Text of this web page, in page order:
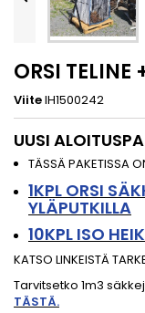
ORSI
ViiteIH1500242
UUSI
TÄSSÄ PAKETISSA
1KPL ORSI
YLÄPUTKILLA
10KPL ISO
KATSO LINKEISTÄ
Tarvitsetko 1m3
TÄSTÄ.